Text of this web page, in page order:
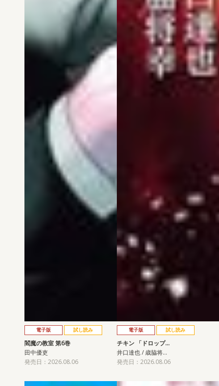
電子版 試し読み
閻魔の教室 第6巻
田中優吏
発売日：2026.08.06
電子版 試し読み
チキン 「ドロップ…
井口達也 / 歳脇将…
発売日：2026.08.06